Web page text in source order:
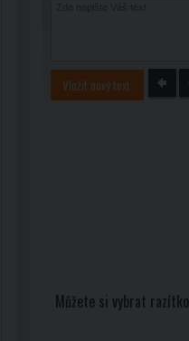
Vložit nový text
Můžete si vybrat